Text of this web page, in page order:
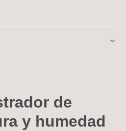
de
y humedad